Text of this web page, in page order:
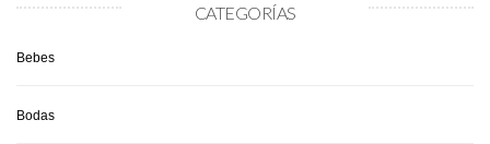
CATEGORÍAS
Bebes
Bodas